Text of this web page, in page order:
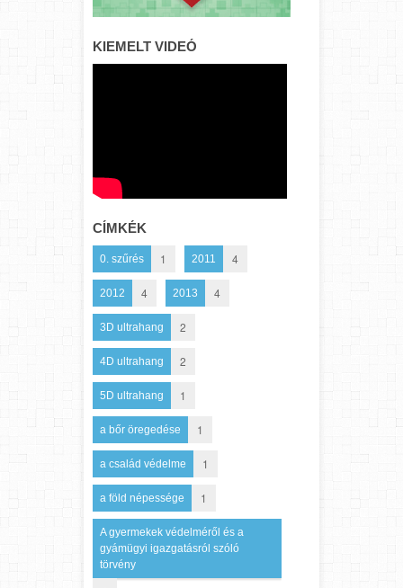
KIEMELT VIDEÓ
CÍMKÉK
0. szűrés 1 2011 4
2012 4 2013 4
3D ultrahang 2
4D ultrahang 2
5D ultrahang 1
a bőr öregedése 1
a család védelme 1
a föld népessége 1
A gyermekek védelméről és a
gyámügyi igazgatásról szóló
törvény